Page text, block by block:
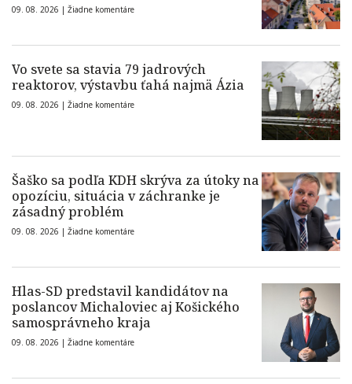
09. 08. 2026 | Žiadne komentáre
Vo svete sa stavia 79 jadrových
reaktorov, výstavbu ťahá najmä Ázia
09. 08. 2026 | Žiadne komentáre
Šaško sa podľa KDH skrýva za útoky na
opozíciu, situácia v záchranke je
zásadný problém
09. 08. 2026 | Žiadne komentáre
Hlas-SD predstavil kandidátov na
poslancov Michaloviec aj Košického
samosprávneho kraja
09. 08. 2026 | Žiadne komentáre